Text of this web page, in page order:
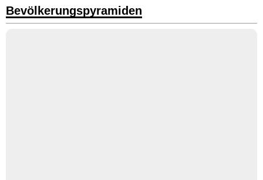
Bevölkerungspyramiden